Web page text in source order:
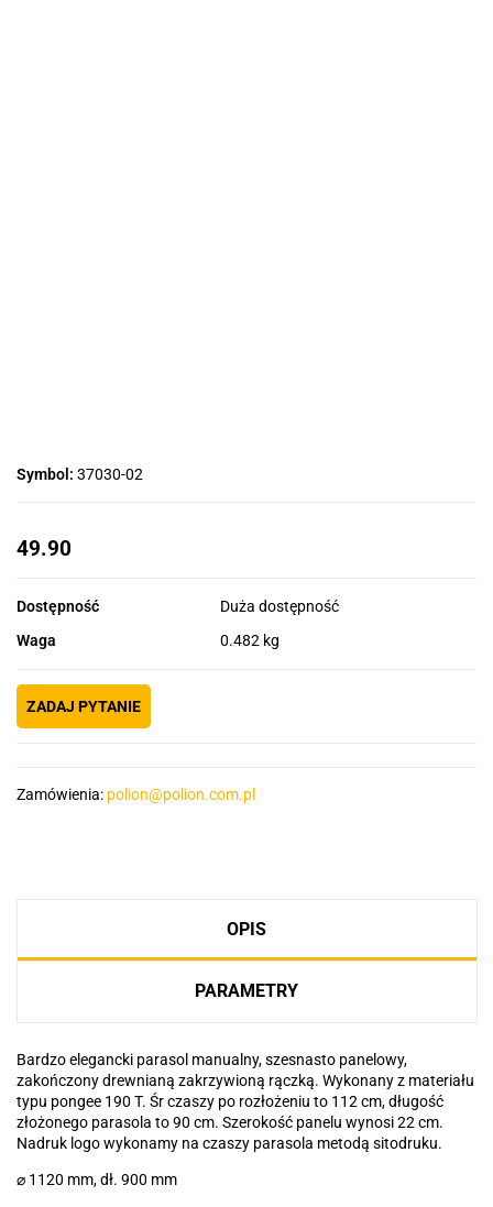
Symbol: 37030-02
49.90
Dostępność
Duża dostępność
Waga
0.482 kg
ZADAJ PYTANIE
Zamówienia: polion@polion.com.pl
OPIS
PARAMETRY
Bardzo elegancki parasol manualny, szesnasto panelowy,
zakończony drewnianą zakrzywioną rączką. Wykonany z materiału
typu pongee 190 T. Śr czaszy po rozłożeniu to 112 cm, długość
złożonego parasola to 90 cm. Szerokość panelu wynosi 22 cm.
Nadruk logo wykonamy na czaszy parasola metodą sitodruku.
⌀ 1120 mm, dł. 900 mm